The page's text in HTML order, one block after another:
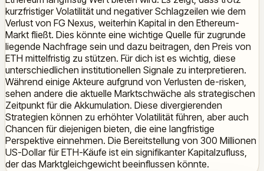
kurzfristiger Volatilität und negativer Schlagzeilen wie dem
Verlust von FG Nexus, weiterhin Kapital in den Ethereum-
Markt fließt. Dies könnte eine wichtige Quelle für zugrunde
liegende Nachfrage sein und dazu beitragen, den Preis von
ETH mittelfristig zu stützen. Für dich ist es wichtig, diese
unterschiedlichen institutionellen Signale zu interpretieren.
Während einige Akteure aufgrund von Verlusten de-risken,
sehen andere die aktuelle Marktschwäche als strategischen
Zeitpunkt für die Akkumulation. Diese divergierenden
Strategien können zu erhöhter Volatilität führen, aber auch
Chancen für diejenigen bieten, die eine langfristige
Perspektive einnehmen. Die Bereitstellung von 300 Millionen
US-Dollar für ETH-Käufe ist ein signifikanter Kapitalzufluss,
der das Marktgleichgewicht beeinflussen könnte.